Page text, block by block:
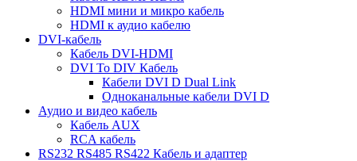
HDMI мини и микро кабель
HDMI к аудио кабелю
DVI-кабель
Кабель DVI-HDMI
DVI To DIV Кабель
Кабели DVI D Dual Link
Одноканальные кабели DVI D
Аудио и видео кабель
Кабель AUX
RCA кабель
RS232 RS485 RS422 Кабель и адаптер